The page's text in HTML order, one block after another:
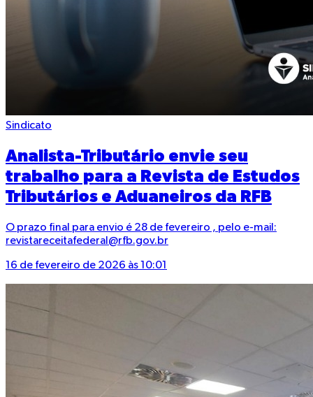
Sindicato
Analista-Tributário envie seu
trabalho para a Revista de Estudos
Tributários e Aduaneiros da RFB
O prazo final para envio é 28 de fevereiro , pelo e-mail:
revistareceitafederal@rfb.gov.br
16 de fevereiro de 2026 às 10:01